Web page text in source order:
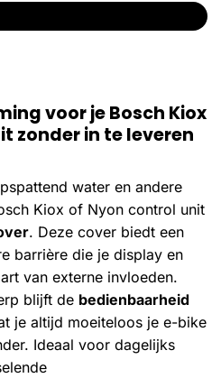
voor je Bosch Kiox
zonder in te leveren
water en andere
Kiox of Nyon control unit
. Deze cover biedt een
barrière die je display en
van externe invloeden.
blijft de bedienbaarheid
je altijd moeiteloos je e-bike
Ideaal voor dagelijks